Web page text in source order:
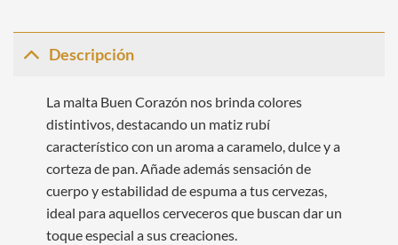
Descripción
La malta Buen Corazón nos brinda colores
distintivos, destacando un matiz rubí
característico con un aroma a caramelo, dulce y a
corteza de pan. Añade además sensación de
cuerpo y estabilidad de espuma a tus cervezas,
ideal para aquellos cerveceros que buscan dar un
toque especial a sus creaciones.